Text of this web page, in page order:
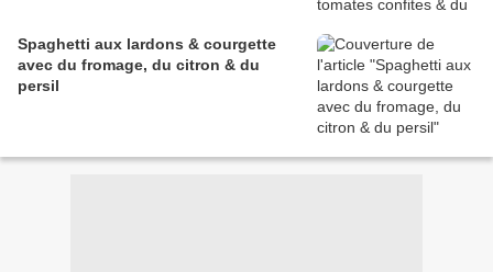
Spaghetti aux lardons & courgette
avec du fromage, du citron & du
persil